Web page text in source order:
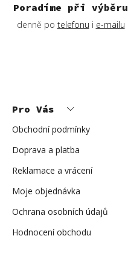
Poradíme při výběru
denně po telefonu i e-mailu
Pro Vás
Obchodní podmínky
Doprava a platba
Reklamace a vrácení
Moje objednávka
Ochrana osobních údajů
Hodnocení obchodu